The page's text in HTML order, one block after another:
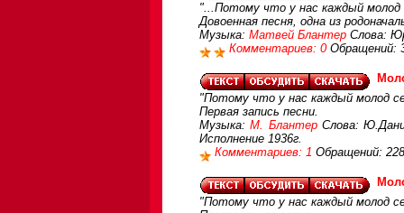
"...Потому что у нас каждый молод
Довоенная песня, одна из
Музыка: Матвей Блантер Слова:
Комментариев: 0 Обращений:
"Потому что у нас каждый молод
Первая запись песни.
Музыка:М. БлантерСлова:
Исполнение 1936г.
Комментариев: 1 Обращений:
"Потому что у нас каждый молод